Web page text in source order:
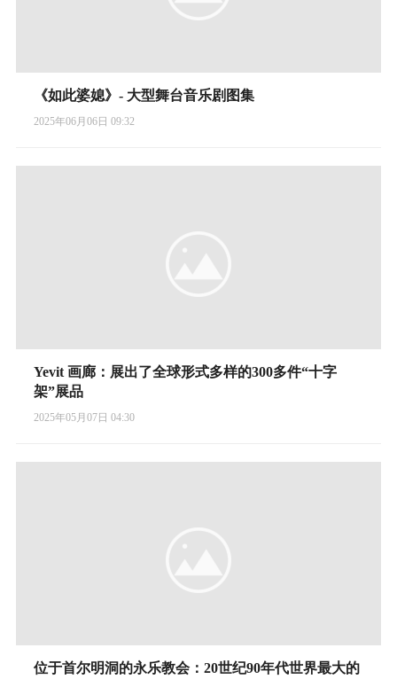
《如此婆媳》- 大型舞台音乐剧图集
2025年06月06日 09:32
Yevit 画廊：展出了全球形式多样的300多件“十字
架”展品
2025年05月07日 04:30
位于首尔明洞的永乐教会：20世纪90年代世界最大的